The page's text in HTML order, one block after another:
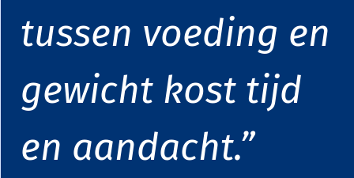
tussen voeding en
gewicht kost tijd
en aandacht.”